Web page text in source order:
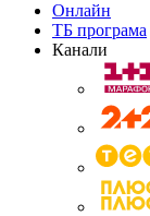
Онлайн
ТБ програма
Канали